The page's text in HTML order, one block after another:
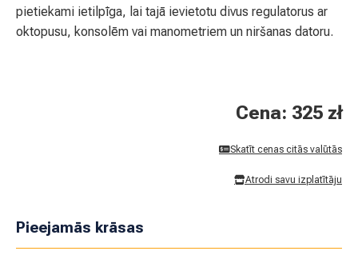
pietiekami ietilpīga, lai tajā ievietotu divus regulatorus ar
oktopusu, konsolēm vai manometriem un niršanas datoru.
Cena: 325 zł
Skatīt cenas citās valūtās
Atrodi savu izplatītāju
Pieejamās krāsas